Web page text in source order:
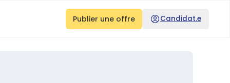
Publier une offre Candidat.e